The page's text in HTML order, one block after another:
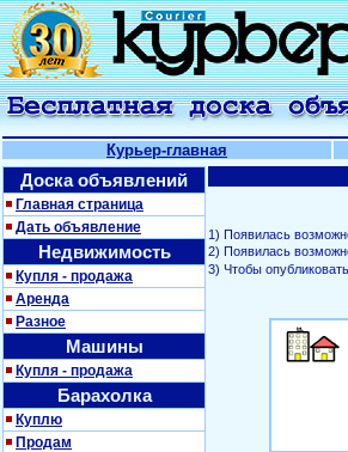
Курьер-главная
Доска объявлений
Главная страница
Дать объявление
Недвижимость
Купля - продажа
Аренда
Разное
Машины
Купля - продажа
Барахолка
Куплю
Продам
1) Появилась
2) Появилась
3) Чтобы